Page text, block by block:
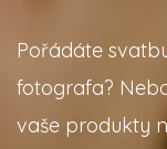
Pořádáte
fotografa?
vaše produkty